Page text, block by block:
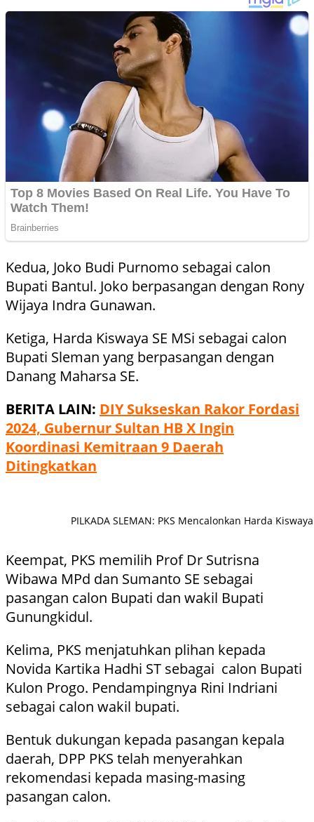
Kedua, Joko Budi Purnomo sebagai calon
Bupati Bantul. Joko berpasangan dengan Rony
Wijaya Indra Gunawan.
Ketiga, Harda Kiswaya SE MSi sebagai calon
Bupati Sleman yang berpasangan dengan
Danang Maharsa SE.
BERITA LAIN: DIY Sukseskan Rakor Fordasi
2024, Gubernur Sultan HB X Ingin
Koordinasi Kemitraan 9 Daerah
Ditingkatkan
PILKADA SLEMAN: PKS Mencalonkan Harda
Keempat, PKS memilih Prof Dr Sutrisna
Wibawa MPd dan Sumanto SE sebagai
pasangan calon Bupati dan wakil Bupati
Gunungkidul.
Kelima, PKS menjatuhkan plihan kepada
Novida Kartika Hadhi ST sebagai calon Bupati
Kulon Progo. Pendampingnya Rini Indriani
sebagai calon wakil bupati.
Bentuk dukungan kepada pasangan kepala
daerah, DPP PKS telah menyerahkan
rekomendasi kepada masing-masing
pasangan calon.